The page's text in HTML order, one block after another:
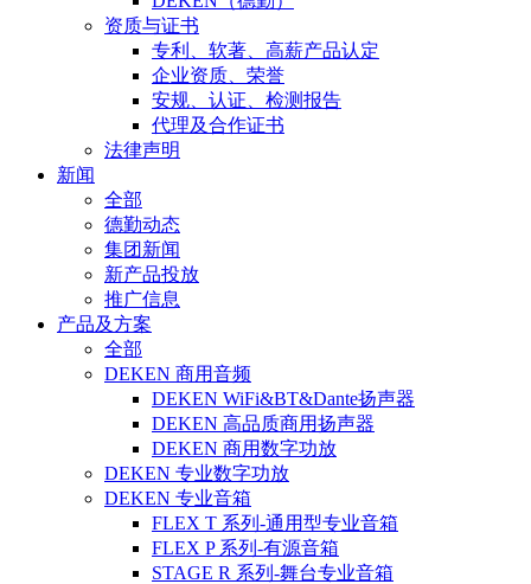
资质与证书
专利、软著、高薪产品认定
企业资质、荣誉
安规、认证、检测报告
代理及合作证书
法律声明
新闻
全部
德勤动态
集团新闻
新产品投放
推广信息
产品及方案
全部
DEKEN 商用音频
DEKEN WiFi&BT&Dante扬声器
DEKEN 高品质商用扬声器
DEKEN 商用数字功放
DEKEN 专业数字功放
DEKEN 专业音箱
FLEX T 系列-通用型专业音箱
FLEX P 系列-有源音箱
STAGE R 系列-舞台专业音箱